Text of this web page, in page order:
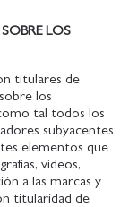
LOS
titulares de
los
tal todos los
subyacentes
elementos que
vídeos,
a las marcas y
titularidad de